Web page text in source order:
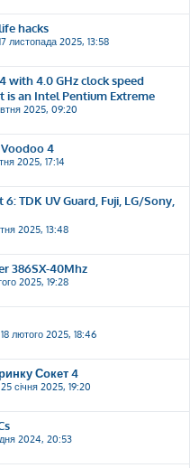
hacks
листопада 2025, 13:58
with 4.0 GHz clock speed
is an Intel Pentium Extreme
2025, 09:20
4
2025, 17:14
TDK UV Guard, Fuji, LG/Sony,
2025, 13:48
386SX-40Mhz
2025, 19:28
18 лютого 2025, 18:46
Сокет 4
25 січня 2025, 19:20
2024, 20:53